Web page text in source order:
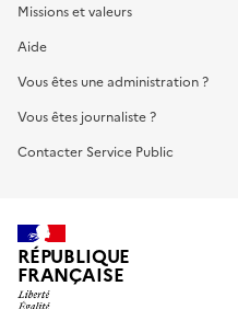
Missions et valeurs
Aide
Vous êtes une administration ?
Vous êtes journaliste ?
Contacter Service Public
RÉPUBLIQUE
FRANÇAISE